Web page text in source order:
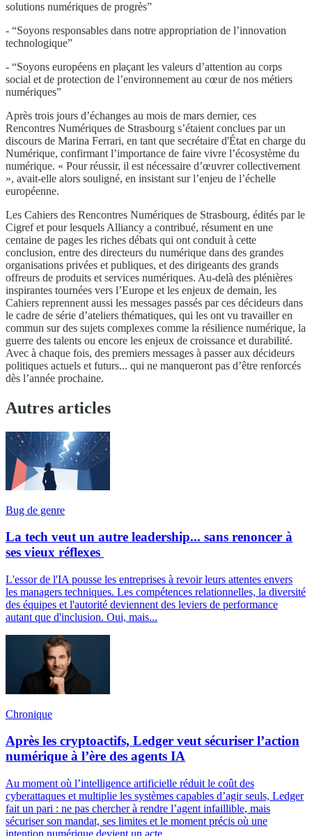
solutions numériques de progrès”
- “Soyons responsables dans notre appropriation de l’innovation
technologique”
- “Soyons européens en plaçant les valeurs d’attention au corps
social et de protection de l’environnement au cœur de nos métiers
numériques”
Après trois jours d’échanges au mois de mars dernier, ces
Rencontres Numériques de Strasbourg s’étaient conclues par un
discours de Marina Ferrari, en tant que secrétaire d'État en charge du
Numérique, confirmant l’importance de faire vivre l’écosystème du
numérique. « Pour réussir, il est nécessaire d’œuvrer collectivement
», avait-elle alors souligné, en insistant sur l’enjeu de l’échelle
européenne.
Les Cahiers des Rencontres Numériques de Strasbourg, édités par le
Cigref et pour lesquels Alliancy a contribué, résument en une
centaine de pages les riches débats qui ont conduit à cette
conclusion, entre des directeurs du numérique dans des grandes
organisations privées et publiques, et des dirigeants des grands
offreurs de produits et services numériques. Au-delà des plénières
inspirantes tournées vers l’Europe et les enjeux de demain, les
Cahiers reprennent aussi les messages passés par ces décideurs dans
le cadre de série d’ateliers thématiques, qui les ont vu travailler en
commun sur des sujets complexes comme la résilience numérique, la
guerre des talents ou encore les enjeux de croissance et durabilité.
Avec à chaque fois, des premiers messages à passer aux décideurs
politiques actuels et futurs... qui ne manqueront pas d’être renforcés
dès l’année prochaine.
Autres articles
Bug de genre
La tech veut un autre leadership... sans renoncer à
ses vieux réflexes
L'essor de l'IA pousse les entreprises à revoir leurs attentes envers
les managers techniques. Les compétences relationnelles, la diversité
des équipes et l'autorité deviennent des leviers de performance
autant que d'inclusion. Oui, mais...
Chronique
Après les cryptoactifs, Ledger veut sécuriser l’action
numérique à l’ère des agents IA
Au moment où l’intelligence artificielle réduit le coût des
cyberattaques et multiplie les systèmes capables d’agir seuls, Ledger
fait un pari : ne pas chercher à rendre l’agent infaillible, mais
sécuriser son mandat, ses limites et le moment précis où une
intention numérique devient un acte.